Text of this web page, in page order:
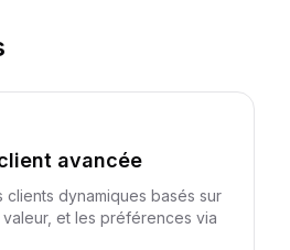
avancée
clients dynamiques basés sur
et les préférences via